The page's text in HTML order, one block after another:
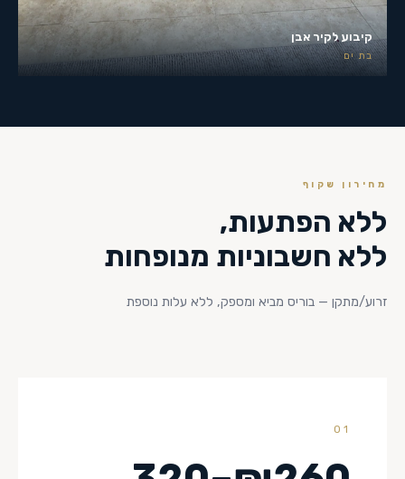
קיבוע לקיר אבן
בת ים
מחירון שקוף
ללא הפתעות,
ללא חשבוניות מנופחות
זרוע/מתקן — בוריס מביא ומספק, ללא עלות נוספת
01